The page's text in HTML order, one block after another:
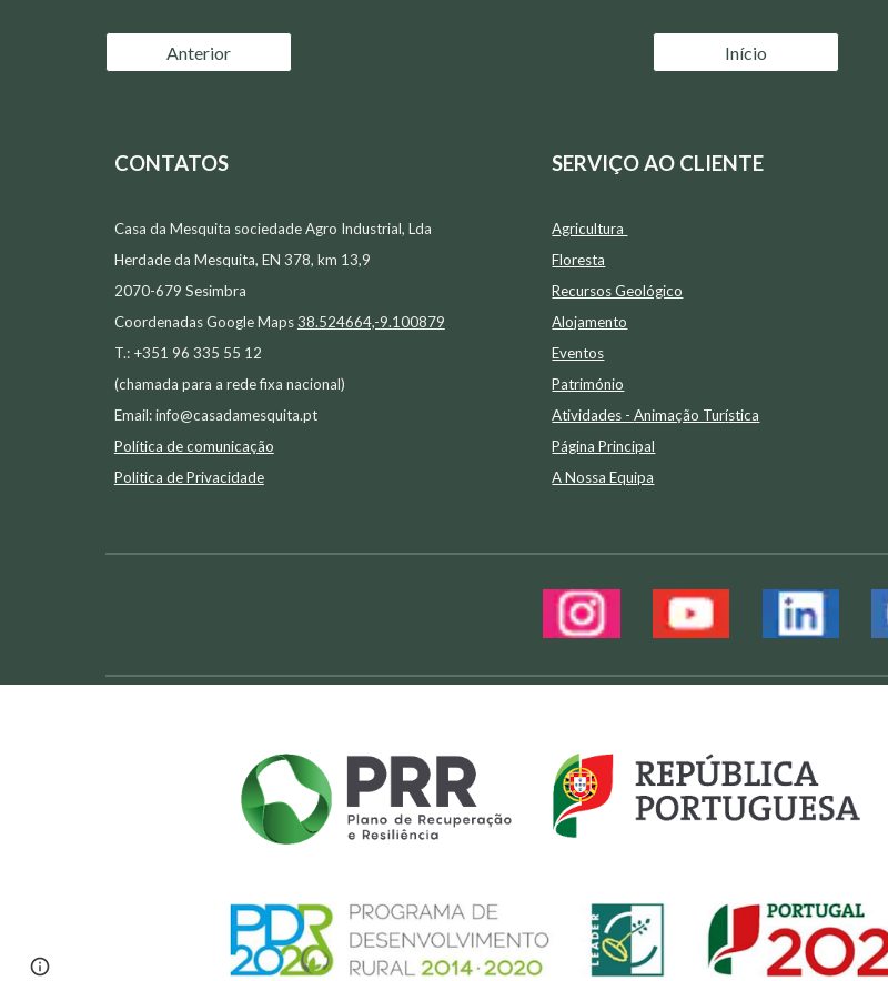
Anterior Início
CONTATOS
Casa da Mesquita sociedade Agro Industrial, Lda
Herdade da Mesquita, EN 378, km 13,9
2070-679 Sesimbra
Coordenadas Google Maps38.524664,-9.100879
T.: +351 96 335 55 12
(chamada para a rede fixa nacional)
Email:info@casadamesquita.pt
Política de comunicação
Politica de Privacidade
SERVIÇO AO CLIENTE
Agricultura
Floresta
Recursos Geológico
Alojamento
Eventos
Património
Atividades -Animação Turística
Página Principal
A Nossa Equipa